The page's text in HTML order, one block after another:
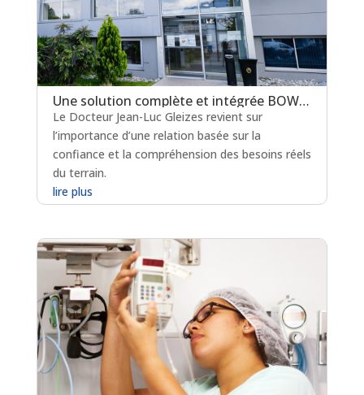
Une solution complète et intégrée BOW MEDICAL ET EXPERTIZ-SANTÉ
Le Docteur Jean-Luc Gleizes revient sur
l’importance d’une relation basée sur la
confiance et la compréhension des besoins réels
du terrain.
lire plus